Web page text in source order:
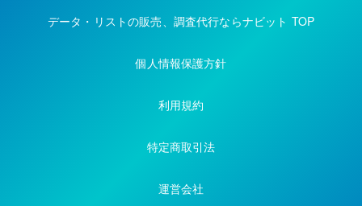
データ・リストの販売、調査代行ならナビット TOP
個人情報保護方針
利用規約
特定商取引法
運営会社